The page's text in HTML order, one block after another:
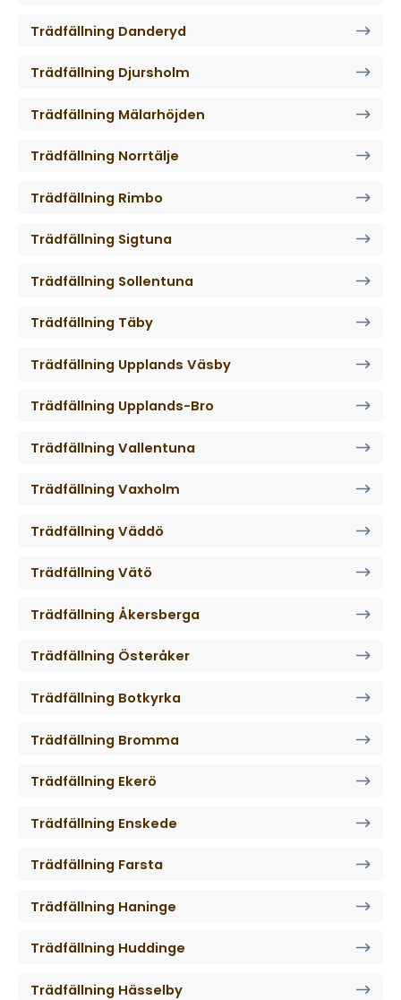
Trädfällning Danderyd
Trädfällning Djursholm
Trädfällning Mälarhöjden
Trädfällning Norrtälje
Trädfällning Rimbo
Trädfällning Sigtuna
Trädfällning Sollentuna
Trädfällning Täby
Trädfällning Upplands Väsby
Trädfällning Upplands-Bro
Trädfällning Vallentuna
Trädfällning Vaxholm
Trädfällning Väddö
Trädfällning Vätö
Trädfällning Åkersberga
Trädfällning Österåker
Trädfällning Botkyrka
Trädfällning Bromma
Trädfällning Ekerö
Trädfällning Enskede
Trädfällning Farsta
Trädfällning Haninge
Trädfällning Huddinge
Trädfällning Hässelby